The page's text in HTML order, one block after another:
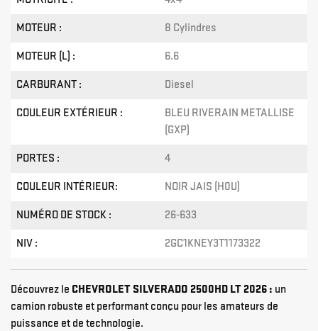
MOTEUR : 8 Cylindres
MOTEUR (L) : 6.6
CARBURANT : Diesel
COULEUR EXTÉRIEUR :
BLEU RIVERAIN METALLISE
(GXP)
PORTES : 4
COULEUR INTÉRIEUR: NOIR JAIS (H0U)
NUMÉRO DE STOCK : 26-633
NIV : 2GC1KNEY3T1173322
Découvrez le CHEVROLET SILVERADO 2500HD LT 2026 : un
camion robuste et performant conçu pour les amateurs de
puissance et de technologie.